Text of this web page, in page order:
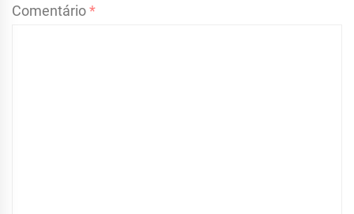
Comentário*